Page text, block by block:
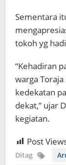
Sementara
tokoh yg
“Kehadiran
warga
kedekatan
dekat,” ujar
kegiatan.
Post
Ditag